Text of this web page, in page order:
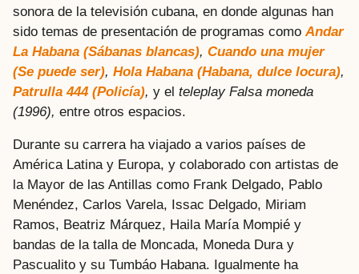
sonora de la televisión cubana, en donde algunas han
sido temas de presentación de programas comoAndar
La Habana (Sábanas blancas), Cuando una mujer
(Se puede ser), Hola Habana (Habana, dulce locura),
Patrulla 444 (Policía), y el teleplay Falsa moneda
(1996), entre otros espacios.
Durante su carrera ha viajado a varios países de
América Latina y Europa, y colaborado con artistas de
la Mayor de las Antillas como Frank Delgado, Pablo
Menéndez, Carlos Varela, Issac Delgado, Miriam
Ramos, Beatriz Márquez, Haila María Mompié y
bandas de la talla de Moncada, Moneda Dura y
Pascualito y su Tumbáo Habana. Igualmente ha